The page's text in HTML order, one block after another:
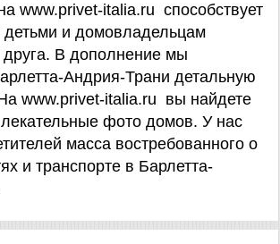
www.privet-italia.ru способствует
и домовладельцам
друга. В дополнение мы
Андрия-Трани детальную
www.privet-italia.ru вы найдете
фото домов. У нас
масса востребованного о
и транспорте в Барлетта-